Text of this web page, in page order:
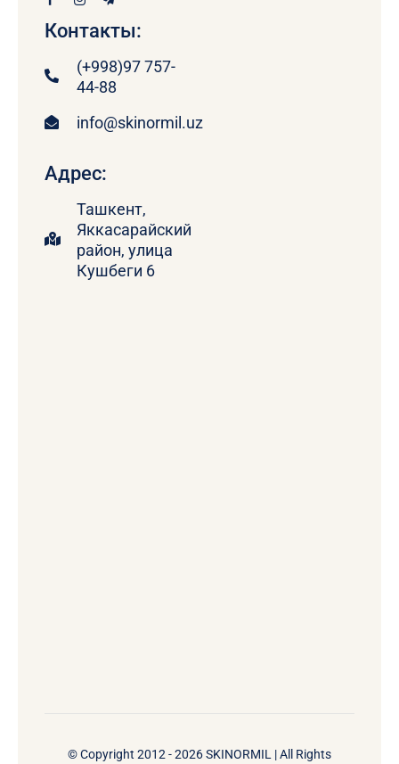
Контакты:
(+998)97 757-
44-88
info@skinormil.uz
Адрес:
Ташкент,
Яккасарайский
район, улица
Кушбеги 6
© Copyright 2012 - 2026 SKINORMIL | All Rights